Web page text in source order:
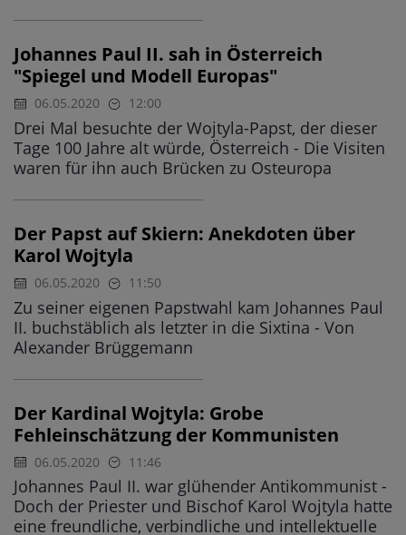
Johannes Paul II. sah in Österreich
"Spiegel und Modell Europas"
06.05.2020 12:00
Drei Mal besuchte der Wojtyla-Papst, der dieser
Tage 100 Jahre alt würde, Österreich - Die Visiten
waren für ihn auch Brücken zu Osteuropa
Der Papst auf Skiern: Anekdoten über
Karol Wojtyla
06.05.2020 11:50
Zu seiner eigenen Papstwahl kam Johannes Paul
II. buchstäblich als letzter in die Sixtina - Von
Alexander Brüggemann
Der Kardinal Wojtyla: Grobe
Fehleinschätzung der Kommunisten
06.05.2020 11:46
Johannes Paul II. war glühender Antikommunist -
Doch der Priester und Bischof Karol Wojtyla hatte
eine freundliche, verbindliche und intellektuelle